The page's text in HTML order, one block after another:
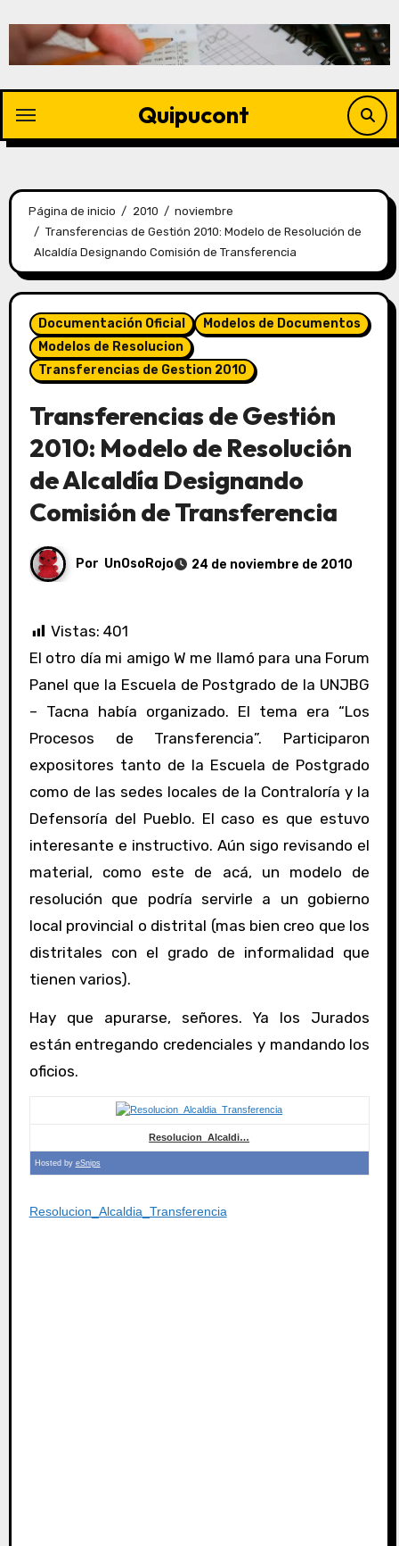
Quipucont
Página de inicio 2010
noviembre
Transferencias de Gestión 2010: Modelo de Resolución de
Alcaldía Designando Comisión de Transferencia
Documentación Oficial
Modelos de Documentos
Modelos de Resolucion
Transferencias de Gestion 2010
Transferencias de Gestión
2010: Modelo de Resolución
de Alcaldía Designando
Comisión de Transferencia
Por UnOsoRojo 24 de noviembre de 2010
Vistas: 401
El otro día mi amigo W me llamó para una Forum
Panel que la Escuela de Postgrado de la UNJBG
– Tacna había organizado. El tema era “Los
Procesos de Transferencia”. Participaron
expositores tanto de la Escuela de Postgrado
como de las sedes locales de la Contraloría y la
Defensoría del Pueblo. El caso es que estuvo
interesante e instructivo. Aún sigo revisando el
material, como este de acá, un modelo de
resolución que podría servirle a un gobierno
local provincial o distrital (mas bien creo que los
distritales con el grado de informalidad que
tienen varios).
Hay que apurarse, señores. Ya los Jurados
están entregando credenciales y mandando los
oficios.
Resolucion_Alcaldi…
Hosted by eSnips
Resolucion_Alcaldia_Transferencia